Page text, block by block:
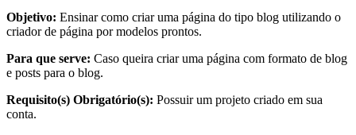
Objetivo: Ensinar como criar uma página do tipo blog utilizando o
criador de página por modelos prontos.
Para que serve: Caso queira criar uma página com formato de blog
e posts para o blog.
Requisito(s) Obrigatório(s): Possuir um projeto criado em sua
conta.